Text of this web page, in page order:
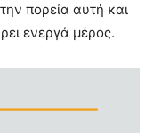
πορεία αυτή και
ενεργά μέρος.